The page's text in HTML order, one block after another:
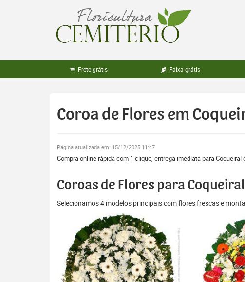
Frete grátis Faixa grátis
Coroa de Flores em
Página atualizada em: 15/12/2025 11:47
Compra online rápida com 1 clique, entrega imediata para
Coroas de Flores para Coqueiral
Selecionamos 4 modelos principais com flores frescas e